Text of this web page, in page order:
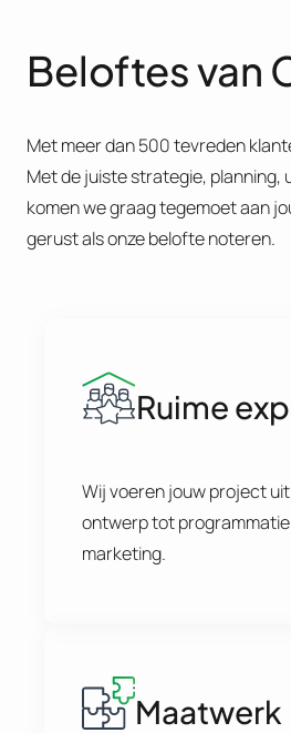
Beloftes van
Met meer dan 500 tevreden
Met de juiste strategie, planning,
komen we graag tegemoet aan
gerust als onze belofte noteren.
Ruime
Wij voeren jouw project
ontwerp tot programmatie
marketing.
Maatwerk